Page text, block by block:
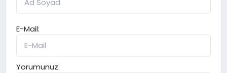
E-Mail:
Yorumunuz: